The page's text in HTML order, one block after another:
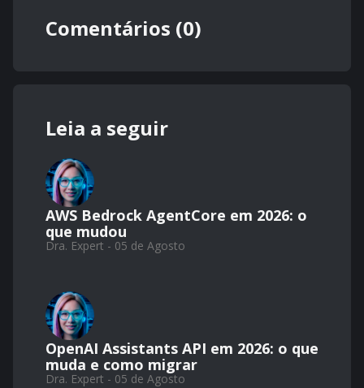
Comentários (0)
Leia a seguir
AWS Bedrock AgentCore em 2026: o
que mudou
Dra. Expert - 05 de Agosto
OpenAI Assistants API em 2026: o que
muda e como migrar
Dra. Expert - 05 de Agosto